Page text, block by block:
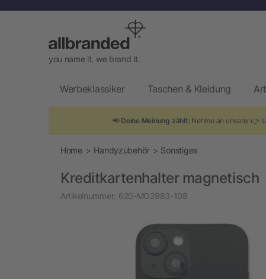
you name it. we brand it.
Werbeklassiker Taschen & Kleidung
📢 Deine Meinung zählt:Nehme an unserer 👉
Home Handyzubehör Sonstiges
Kreditkartenhalter magnetisch
Artikelnummer: 620-MO2983-108